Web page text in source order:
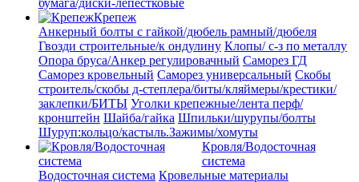
Крепеж
Анкерный болты с гайкой/дюбель рамный/дюбеля
Гвозди строительные/к ондулину Клопы/ с-з по металлу
Опора бруса/Анкер регулировачный Саморез ГД
Саморез кровельный Саморез универсальный Скобы
строитель/скобы д-степлера/биты/кляймеры/крестики/
заклепки/БИТЫ Уголки крепежные/лента перф/
кронштейн Шайба/гайка Шпильки/шурупы/болты
Шуруп:кольцо/кастыль.Зажимы/хомуты
Кровля/Водосточная
система
Водосточная система Кровельные материалы